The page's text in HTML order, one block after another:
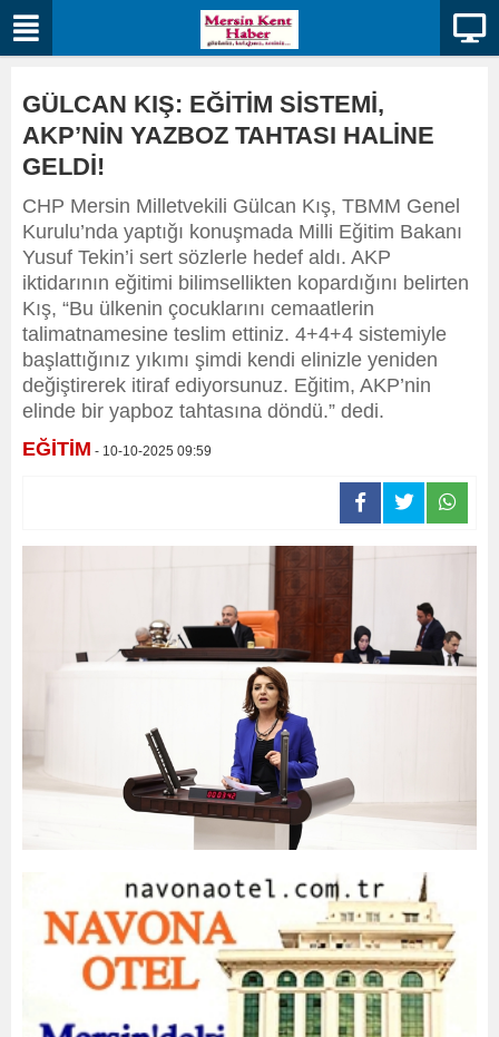
GÜLCAN KIŞ: EĞİTİM SİSTEMİ,
AKP’NİN YAZBOZ TAHTASI HALİNE
GELDİ!
CHP Mersin Milletvekili Gülcan Kış, TBMM Genel
Kurulu’nda yaptığı konuşmada Milli Eğitim Bakanı
Yusuf Tekin’i sert sözlerle hedef aldı. AKP
iktidarının eğitimi bilimsellikten kopardığını belirten
Kış, “Bu ülkenin çocuklarını cemaatlerin
talimatnamesine teslim ettiniz. 4+4+4 sistemiyle
başlattığınız yıkımı şimdi kendi elinizle yeniden
değiştirerek itiraf ediyorsunuz. Eğitim, AKP’nin
elinde bir yapboz tahtasına döndü.” dedi.
EĞİTİM - 10-10-2025 09:59